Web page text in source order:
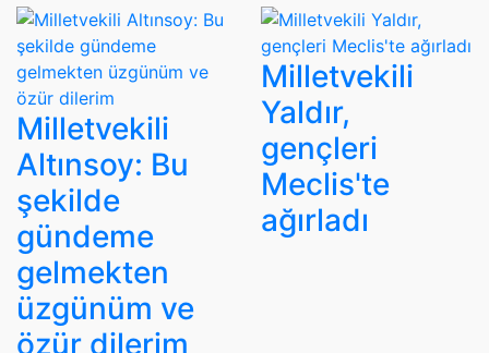
Milletvekili
Altınsoy: Bu
şekilde
gündeme
gelmekten
üzgünüm ve
özür dilerim
Milletvekili
Yaldır,
gençleri
Meclis'te
ağırladı